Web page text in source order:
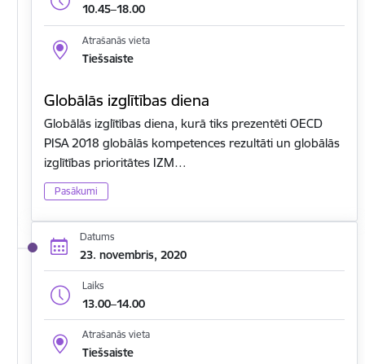
10.45–18.00
Atrašanās vieta
Tiešsaiste
Globālās izglītības diena
Globālās izglītības diena, kurā tiks prezentēti OECD
PISA 2018 globālās kompetences rezultāti un globālās
izglītības prioritātes IZM…
Pasākumi
Datums
23. novembris, 2020
Laiks
13.00–14.00
Atrašanās vieta
Tiešsaiste